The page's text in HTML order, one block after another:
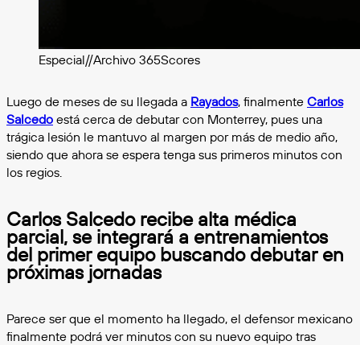
Especial//Archivo 365Scores
Luego de meses de su llegada a Rayados, finalmente Carlos
Salcedo está cerca de debutar con Monterrey, pues una
trágica lesión le mantuvo al margen por más de medio año,
siendo que ahora se espera tenga sus primeros minutos con
los regios.
Carlos Salcedo recibe alta médica
parcial, se integrará a entrenamientos
del primer equipo buscando debutar en
próximas jornadas
Parece ser que el momento ha llegado, el defensor mexicano
finalmente podrá ver minutos con su nuevo equipo tras